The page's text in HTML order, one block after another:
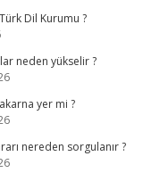
Dil Kurumu ?
neden yükselir ?
yer mi ?
nereden sorgulanır ?